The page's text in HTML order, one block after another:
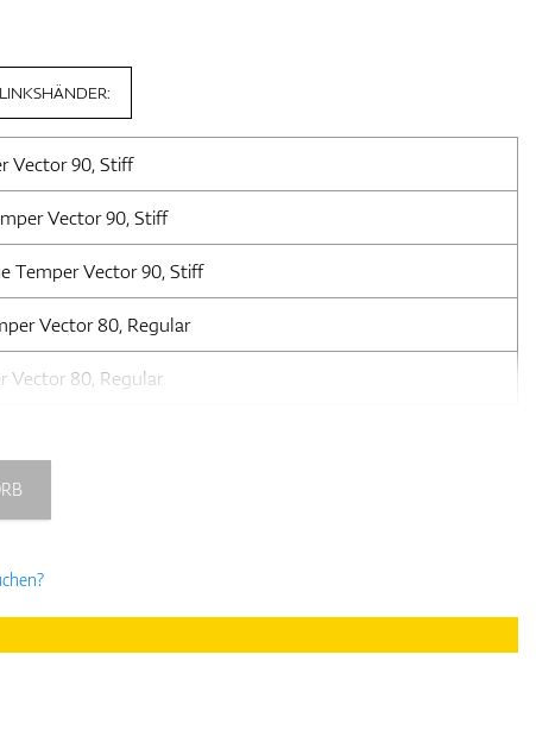
Vector 90, Stiff
Vector 90, Stiff
Temper Vector 90, Stiff
Vector 80, Regular
Vector 80, Regular